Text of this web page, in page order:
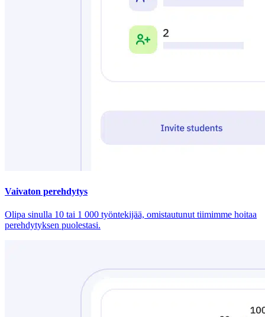
Vaivaton perehdytys
Olipa sinulla 10 tai 1 000 työntekijää, omistautunut tiimimme hoitaa
perehdytyksen puolestasi.